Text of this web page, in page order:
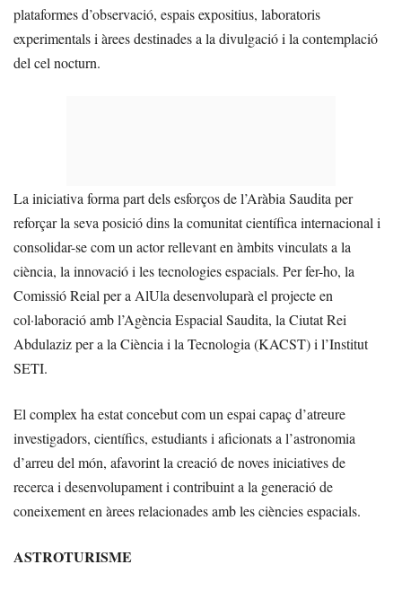
plataformes d’observació, espais expositius, laboratoris
experimentals i àrees destinades a la divulgació i la contemplació
del cel nocturn.
La iniciativa forma part dels esforços de l’Aràbia Saudita per
reforçar la seva posició dins la comunitat científica internacional i
consolidar-se com un actor rellevant en àmbits vinculats a la
ciència, la innovació i les tecnologies espacials. Per fer-ho, la
Comissió Reial per a AlUla desenvoluparà el projecte en
col·laboració amb l’Agència Espacial Saudita, la Ciutat Rei
Abdulaziz per a la Ciència i la Tecnologia (KACST) i l’Institut
SETI.
El complex ha estat concebut com un espai capaç d’atreure
investigadors, científics, estudiants i aficionats a l’astronomia
d’arreu del món, afavorint la creació de noves iniciatives de
recerca i desenvolupament i contribuint a la generació de
coneixement en àrees relacionades amb les ciències espacials.
ASTROTURISME